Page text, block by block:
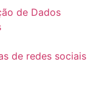
de Dados
de redes sociais